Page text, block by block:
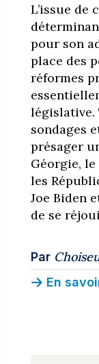
L’issue de
pour son
place des
réformes
législative.
sondages
présager
Géorgie,
les
Joe Biden
de se
Par
En